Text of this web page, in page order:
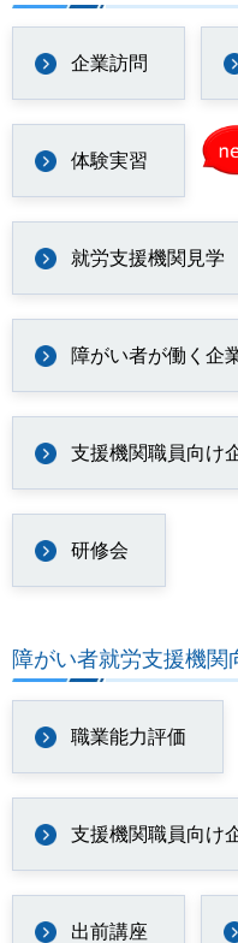
企業訪問
体験実習
就労支援機関見学
障がい者が働く企
支援機関職員向け
研修会
障がい者就労支援機関
職業能力評価
支援機関職員向け
出前講座